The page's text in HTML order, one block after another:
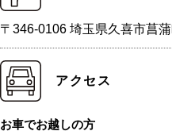
〒346-0106 埼玉県久喜市菖
アクセス
お車でお越しの方